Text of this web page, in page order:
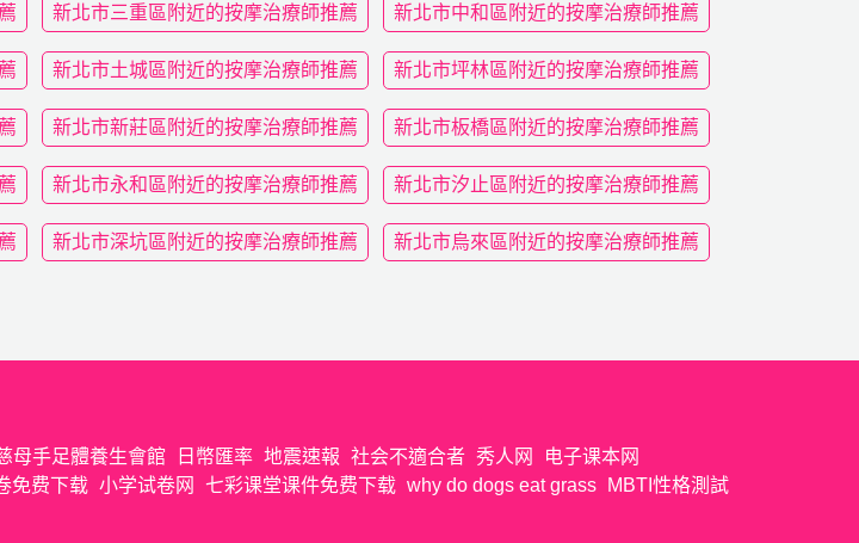
新北市三重區附近的按摩治療師推薦 新北市中和區附近的按摩治療師推薦
新北市土城區附近的按摩治療師推薦 新北市坪林區附近的按摩治療師推薦
新北市新莊區附近的按摩治療師推薦 新北市板橋區附近的按摩治療師推薦
新北市永和區附近的按摩治療師推薦 新北市汐止區附近的按摩治療師推薦
新北市深坑區附近的按摩治療師推薦 新北市烏來區附近的按摩治療師推薦
母手足體養生會館 日幣匯率 地震速報 社会不適合者 秀人网
电子课本网
免费下载 小学试卷网 七彩课堂课件免费下载 why do dogs eat grass
MBTI性格測試